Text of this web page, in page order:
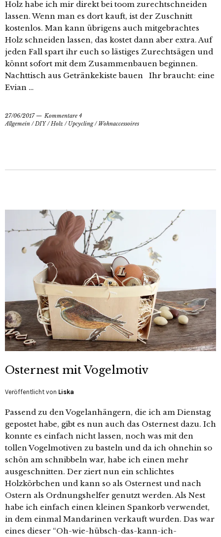
Holz habe ich mir direkt bei toom zurechtschneiden
lassen. Wenn man es dort kauft, ist der Zuschnitt
kostenlos. Man kann übrigens auch mitgebrachtes
Holz schneiden lassen, das kostet dann aber extra. Auf
jeden Fall spart ihr euch so lästiges Zurechtsägen und
könnt sofort mit dem Zusammenbauen beginnen.
Nachttisch aus Getränkekiste bauen Ihr braucht: eine
Evian …
27/06/2017
Kommentare 4
Allgemein /DIY/Holz / Upcycling/ Wohnaccessoires
Osternest mit Vogelmotiv
Veröffentlicht von Liska
Passend zu den Vogelanhängern, die ich am Dienstag
gepostet habe, gibt es nun auch das Osternest dazu. Ich
konnte es einfach nicht lassen, noch was mit den
tollen Vogelmotiven zu basteln und da ich ohnehin so
schön am schnibbeln war, habe ich einen mehr
ausgeschnitten. Der ziert nun ein schlichtes
Holzkörbchen und kann so als Osternest und nach
Ostern als Ordnungshelfer genutzt werden. Als Nest
habe ich einfach einen kleinen Spankorb verwendet,
in dem einmal Mandarinen verkauft wurden. Das war
eines dieser “Oh-wie-hübsch-das-kann-ich-